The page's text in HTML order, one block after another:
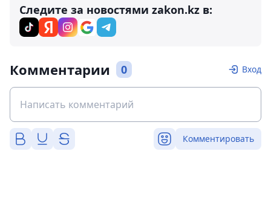
Следите за новостями zakon.kz в:
Комментарии 0 Вход
Комментировать